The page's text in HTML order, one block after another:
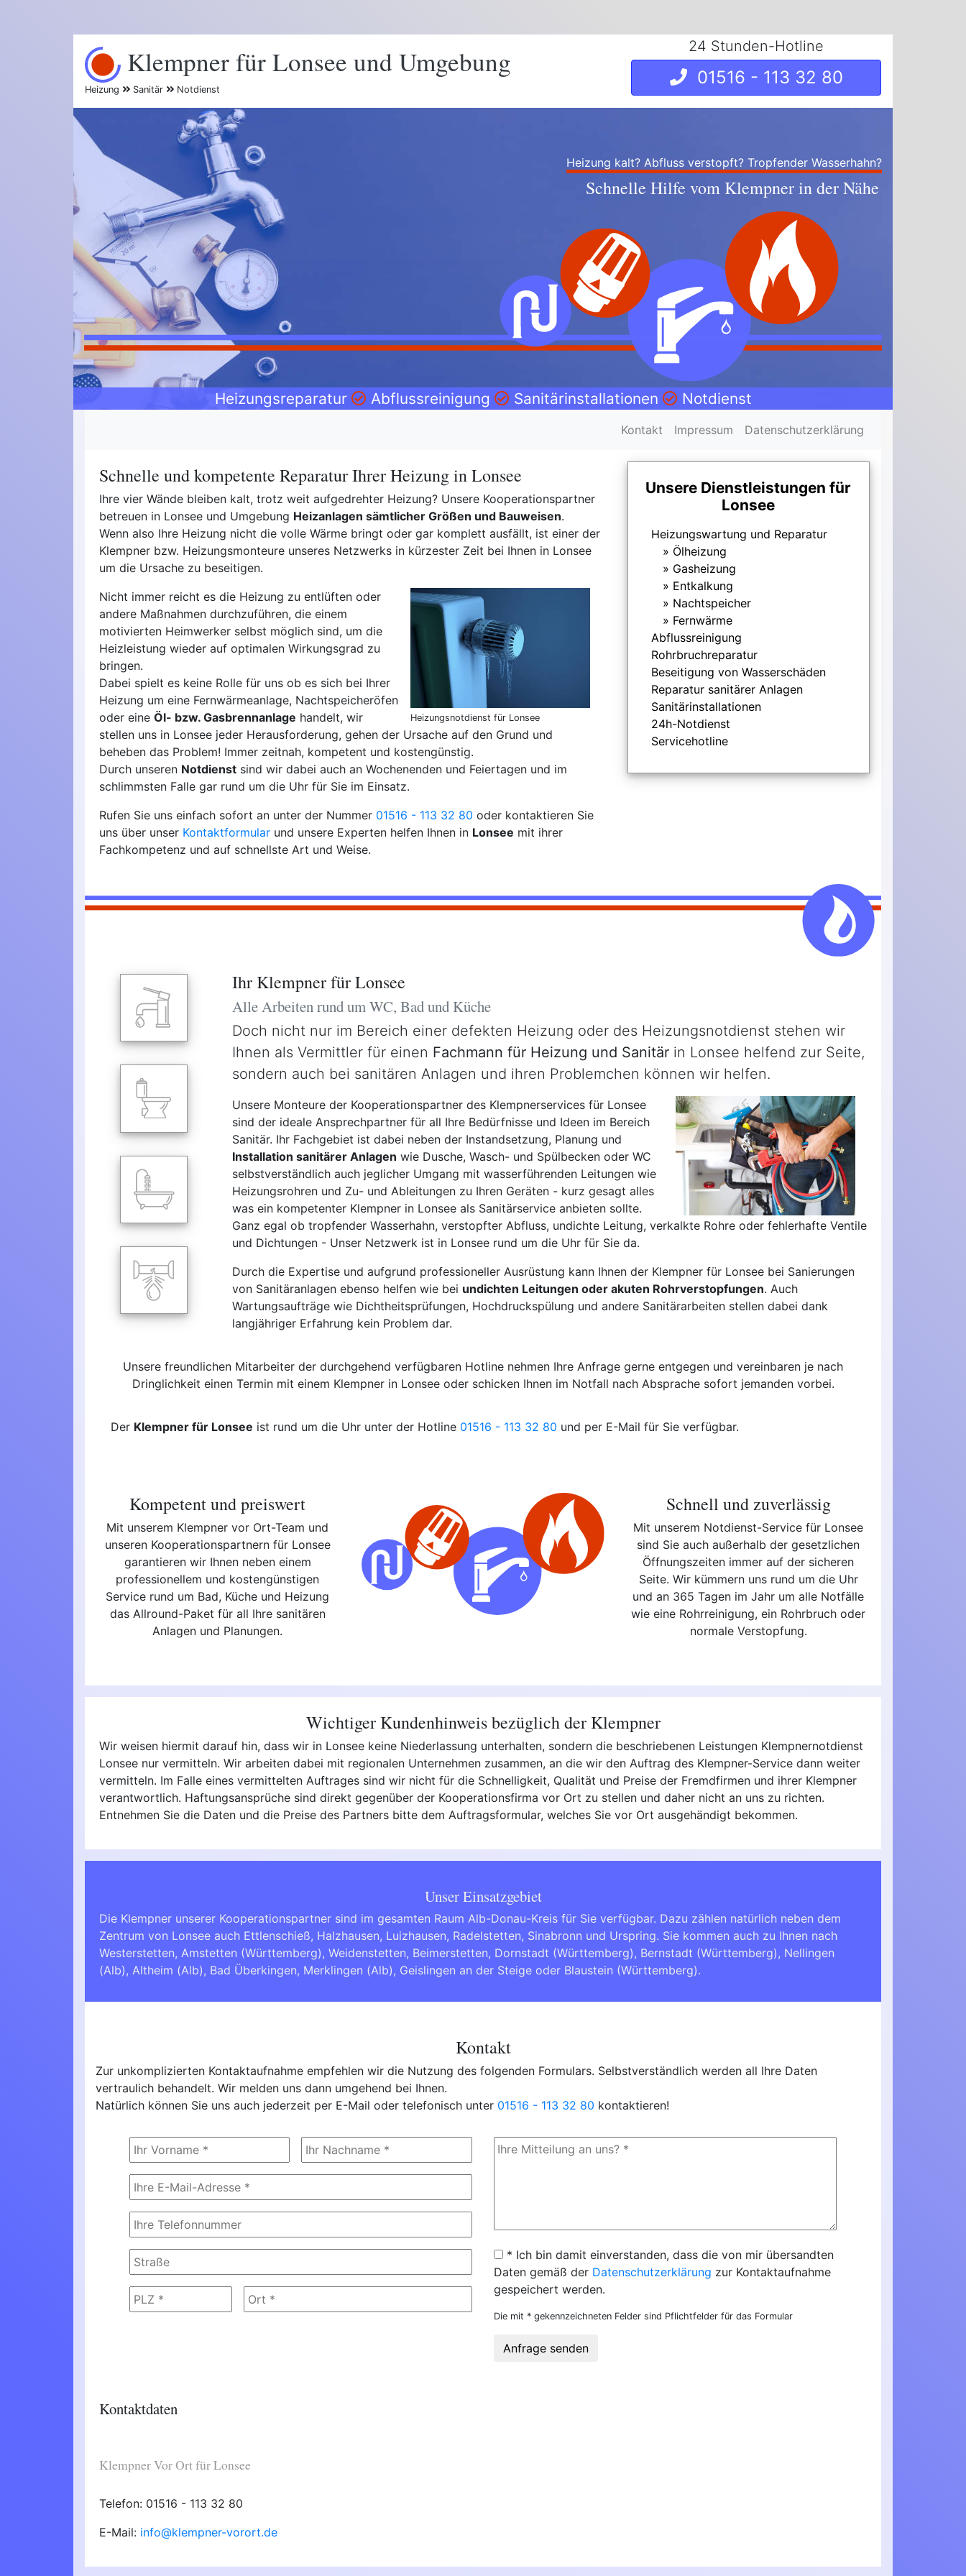
Klempner für Lonsee und Umgebung
Heizung Sanitär Notdienst
24 Stunden-Hotline
01516 - 113 32 80
Heizung kalt? Abfluss verstopft? Tropfender Wasserhahn?
Schnelle Hilfe vom Klempner in der Nähe
Heizungsreparatur Abflussreinigung Sanitärinstallationen Notdienst
Kontakt Impressum Datenschutzerklärung
Schnelle und kompetente Reparatur Ihrer Heizung in Lonsee
Ihre vier Wände bleiben kalt, trotz weit aufgedrehter Heizung? Unsere Kooperationspartner
betreuen in Lonsee und Umgebung Heizanlagen sämtlicher Größen und Bauweisen.
Wenn also Ihre Heizung nicht die volle Wärme bringt oder gar komplett ausfällt, ist einer der
Klempner bzw. Heizungsmonteure unseres Netzwerks in kürzester Zeit bei Ihnen in Lonsee
um die Ursache zu beseitigen.
Heizungsnotdienst für Lonsee
Nicht immer reicht es die Heizung zu entlüften oder
andere Maßnahmen durchzuführen, die einem
motivierten Heimwerker selbst möglich sind, um die
Heizleistung wieder auf optimalen Wirkungsgrad zu
bringen.
Dabei spielt es keine Rolle für uns ob es sich bei Ihrer
Heizung um eine Fernwärmeanlage, Nachtspeicheröfen
oder eine Öl- bzw. Gasbrennanlage handelt, wir
stellen uns in Lonsee jeder Herausforderung, gehen der Ursache auf den Grund und
beheben das Problem! Immer zeitnah, kompetent und kostengünstig.
Durch unseren Notdienst sind wir dabei auch an Wochenenden und Feiertagen und im
schlimmsten Falle gar rund um die Uhr für Sie im Einsatz.
Rufen Sie uns einfach sofort an unter der Nummer 01516 - 113 32 80 oder kontaktieren Sie
uns über unser Kontaktformular und unsere Experten helfen Ihnen in Lonsee mit ihrer
Fachkompetenz und auf schnellste Art und Weise.
Unsere Dienstleistungen für
Lonsee
Heizungswartung und Reparatur
Ölheizung
Gasheizung
Entkalkung
Nachtspeicher
Fernwärme
Abflussreinigung
Rohrbruchreparatur
Beseitigung von Wasserschäden
Reparatur sanitärer Anlagen
Sanitärinstallationen
24h-Notdienst
Servicehotline
Ihr Klempner für Lonsee
Alle Arbeiten rund um WC, Bad und Küche
Doch nicht nur im Bereich einer defekten Heizung oder des Heizungsnotdienst stehen wir
Ihnen als Vermittler für einen Fachmann für Heizung und Sanitärin Lonsee helfend zur Seite,
sondern auch bei sanitären Anlagen und ihren Problemchen können wir helfen.
Unsere Monteure der Kooperationspartner des Klempnerservices für Lonsee
sind der ideale Ansprechpartner für all Ihre Bedürfnisse und Ideen im Bereich
Sanitär. Ihr Fachgebiet ist dabei neben der Instandsetzung, Planung und
Installation sanitärer Anlagen wie Dusche, Wasch- und Spülbecken oder WC
selbstverständlich auch jeglicher Umgang mit wasserführenden Leitungen wie
Heizungsrohren und Zu- und Ableitungen zu Ihren Geräten - kurz gesagt alles
was ein kompetenter Klempner in Lonsee als Sanitärservice anbieten sollte.
Ganz egal ob tropfender Wasserhahn, verstopfter Abfluss, undichte Leitung, verkalkte Rohre oder fehlerhafte Ventile
und Dichtungen - Unser Netzwerk ist in Lonsee rund um die Uhr für Sie da.
Durch die Expertise und aufgrund professioneller Ausrüstung kann Ihnen der Klempner für Lonsee bei Sanierungen
von Sanitäranlagen ebenso helfen wie bei undichten Leitungen oder akuten Rohrverstopfungen. Auch
Wartungsaufträge wie Dichtheitsprüfungen, Hochdruckspülung und andere Sanitärarbeiten stellen dabei dank
langjähriger Erfahrung kein Problem dar.
Unsere freundlichen Mitarbeiter der durchgehend verfügbaren Hotline nehmen Ihre Anfrage gerne entgegen und vereinbaren je nach
Dringlichkeit einen Termin mit einem Klempner in Lonsee oder schicken Ihnen im Notfall nach Absprache sofort jemanden vorbei.
Der Klempner für Lonsee ist rund um die Uhr unter der Hotline 01516 - 113 32 80 und per E-Mail für Sie verfügbar.
Kompetent und preiswert
Mit unserem Klempner vor Ort-Team und
unseren Kooperationspartnern für Lonsee
garantieren wir Ihnen neben einem
professionellem und kostengünstigen
Service rund um Bad, Küche und Heizung
das Allround-Paket für all Ihre sanitären
Anlagen und Planungen.
Schnell und zuverlässig
Mit unserem Notdienst-Service für Lonsee
sind Sie auch außerhalb der gesetzlichen
Öffnungszeiten immer auf der sicheren
Seite. Wir kümmern uns rund um die Uhr
und an 365 Tagen im Jahr um alle Notfälle
wie eine Rohrreinigung, ein Rohrbruch oder
normale Verstopfung.
Wichtiger Kundenhinweis bezüglich der Klempner
Wir weisen hiermit darauf hin, dass wir in Lonsee keine Niederlassung unterhalten, sondern die beschriebenen Leistungen Klempnernotdienst
Lonsee nur vermitteln. Wir arbeiten dabei mit regionalen Unternehmen zusammen, an die wir den Auftrag des Klempner-Service dann weiter
vermitteln. Im Falle eines vermittelten Auftrages sind wir nicht für die Schnelligkeit, Qualität und Preise der Fremdfirmen und ihrer Klempner
verantwortlich. Haftungsansprüche sind direkt gegenüber der Kooperationsfirma vor Ort zu stellen und daher nicht an uns zu richten.
Entnehmen Sie die Daten und die Preise des Partners bitte dem Auftragsformular, welches Sie vor Ort ausgehändigt bekommen.
Unser Einsatzgebiet
Die Klempner unserer Kooperationspartner sind im gesamten Raum Alb-Donau-Kreis für Sie verfügbar. Dazu zählen natürlich neben dem
Zentrum von Lonsee auch Ettlenschieß, Halzhausen, Luizhausen, Radelstetten, Sinabronn und Urspring. Sie kommen auch zu Ihnen nach
Westerstetten, Amstetten (Württemberg) , Weidenstetten, Beimerstetten, Dornstadt (Württemberg) , Bernstadt (Württemberg) , Nellingen
(Alb) , Altheim (Alb) , Bad Überkingen, Merklingen (Alb) , Geislingen an der Steige oder Blaustein (Württemberg).
Kontakt
Zur unkomplizierten Kontaktaufnahme empfehlen wir die Nutzung des folgenden Formulars. Selbstverständlich werden all Ihre Daten
vertraulich behandelt. Wir melden uns dann umgehend bei Ihnen.
Natürlich können Sie uns auch jederzeit per E-Mail oder telefonisch unter 01516 - 113 32 80 kontaktieren!
* Ich bin damit einverstanden, dass die von mir übersandten
Daten gemäß der Datenschutzerklärung zur Kontaktaufnahme
gespeichert werden.
Die mit * gekennzeichneten Felder sind Pflichtfelder für das Formular
Anfrage senden
Kontaktdaten
Klempner Vor Ort für Lonsee
Telefon: 01516 - 113 32 80
E-Mail: info@klempner-vorort.de